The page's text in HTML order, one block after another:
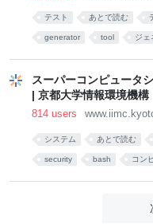
テスト あとで読む
generator tool ジェ
スーパーコンピュータ
| 京都大学情報環境機構
814 users
システム あとで読む
security bash コン